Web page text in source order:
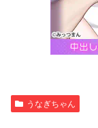
うなぎちゃん